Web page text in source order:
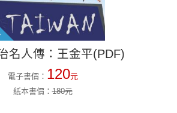
名人傳：王金平(PDF)
電子書價： 120元
紙本書價：180元